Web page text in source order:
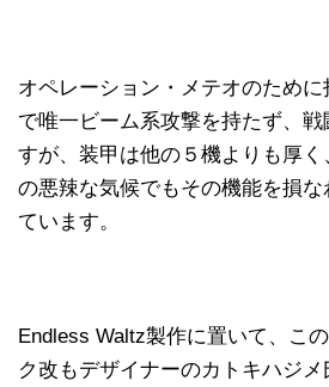
オペレーション・メテオのため
で唯一ビーム系攻撃を持たず、戦
すが、装甲は他の５機よりも厚
の悪辣な気候でもその機能を損
ています。
Endless Waltz製作に置いて、こ
ク改もデザイナーのカトキハジ